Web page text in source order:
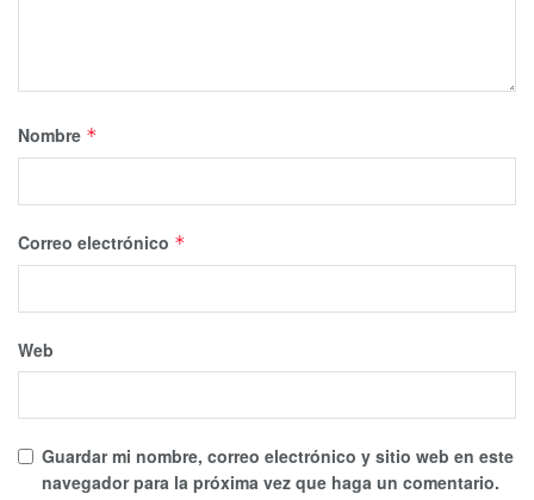
Nombre *
Correo electrónico *
Web
Guardar mi nombre, correo electrónico y sitio web en este
navegador para la próxima vez que haga un comentario.